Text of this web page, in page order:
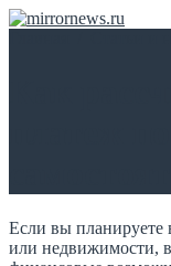
Если вы планируете
или недвижимости,